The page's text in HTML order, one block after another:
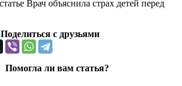
Поделиться с друзьями
Помогла ли вам статья?